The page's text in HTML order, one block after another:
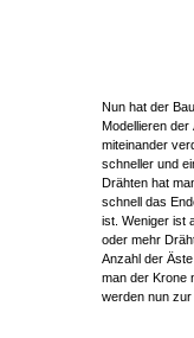
Nun hat der
Modellieren
miteinander
schneller und
Drähten hat
schnell das
ist. Weniger ist
oder mehr
Anzahl der Äste
man der Krone
werden nun zur